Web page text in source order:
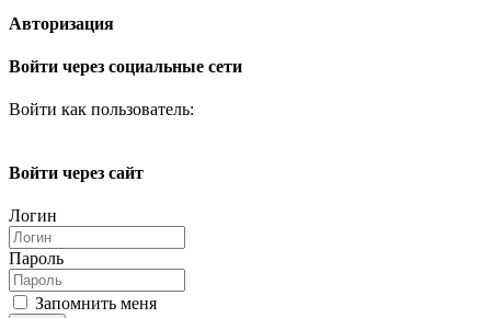
Авторизация
Войти через социальные сети
Войти как пользователь:
Войти через сайт
Логин
Пароль
Запомнить меня